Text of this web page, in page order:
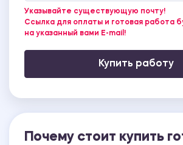
Указывайте существующую почту!
Ссылка для оплаты и готовая работа
на указанный вами E-mail!
Купить работу
Почему стоит купить